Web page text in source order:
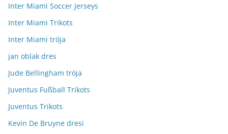
Inter Miami Soccer Jerseys
Inter Miami Trikots
Inter Miami tröja
jan oblak dres
Jude Bellingham tröja
Juventus Fußball Trikots
Juventus Trikots
Kevin De Bruyne dresi